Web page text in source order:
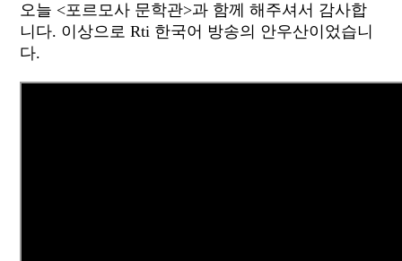
오늘 <포르모사 문학관>과 함께 해주셔서 감사합
니다. 이상으로 Rti 한국어 방송의 안우산이었습니
다.